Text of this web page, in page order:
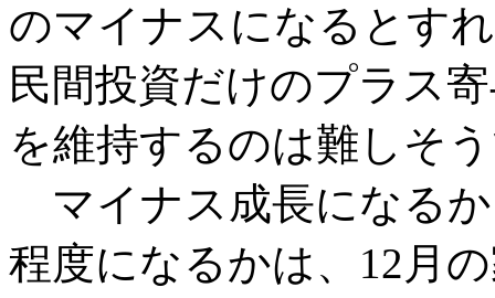
のマイナスになるとす
民間投資だけのプラス
を維持するのは難しそ
マイナス成長になる
程度になるかは、12月